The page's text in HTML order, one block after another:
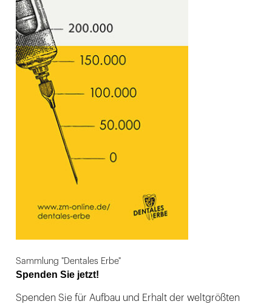
Sammlung "Dentales Erbe"
Spenden Sie jetzt!
Spenden Sie für Aufbau und Erhalt der weltgrößten